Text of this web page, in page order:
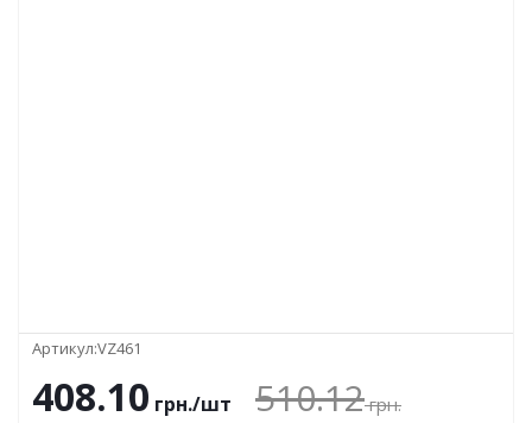
Артикул:VZ461
408.10 грн./шт 510.12грн.